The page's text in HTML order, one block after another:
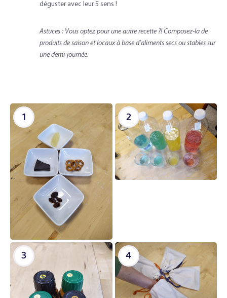
déguster avec leur 5 sens !
Astuces : Vous optez pour une autre recette ?! Composez-la de
produits de saison et locaux à base d’aliments secs ou stables sur
une demi-journée.
1 2
3 4